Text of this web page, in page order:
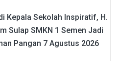
Kepala Sekolah Inspiratif, H.
Sulap SMKN 1 Semen Jadi
Pangan 7 Agustus 2026